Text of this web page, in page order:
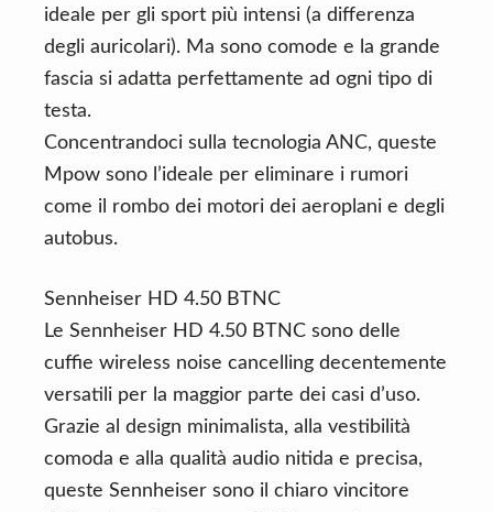
ideale per gli sport più intensi (a differenza
degli auricolari). Ma sono comode e la grande
fascia si adatta perfettamente ad ogni tipo di
testa.
Concentrandoci sulla tecnologia ANC, queste
Mpow sono l’ideale per eliminare i rumori
come il rombo dei motori dei aeroplani e degli
autobus.
Sennheiser HD 4.50 BTNC
Le Sennheiser HD 4.50 BTNC sono delle
cuffie wireless noise cancelling decentemente
versatili per la maggior parte dei casi d’uso.
Grazie al design minimalista, alla vestibilità
comoda e alla qualità audio nitida e precisa,
queste Sennheiser sono il chiaro vincitore